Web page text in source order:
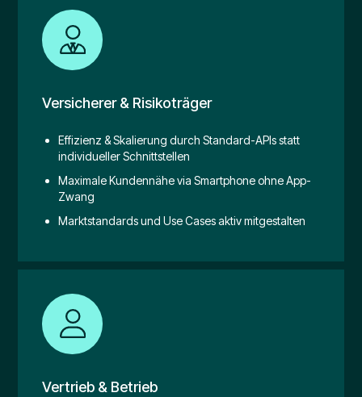
Versicherer & Risikoträger
Effizienz & Skalierung durch Standard-APIs statt
individueller Schnittstellen
Maximale Kundennähe via Smartphone ohne App-
Zwang
Marktstandards und Use Cases aktiv mitgestalten
Vertrieb & Betrieb